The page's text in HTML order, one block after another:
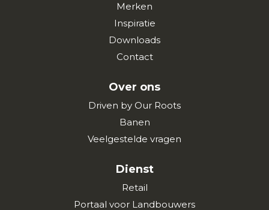
Merken
Inspiratie
Downloads
Contact
Over ons
Driven by Our Roots
Banen
Veelgestelde vragen
Dienst
Retail
Portaal voor Landbouwers